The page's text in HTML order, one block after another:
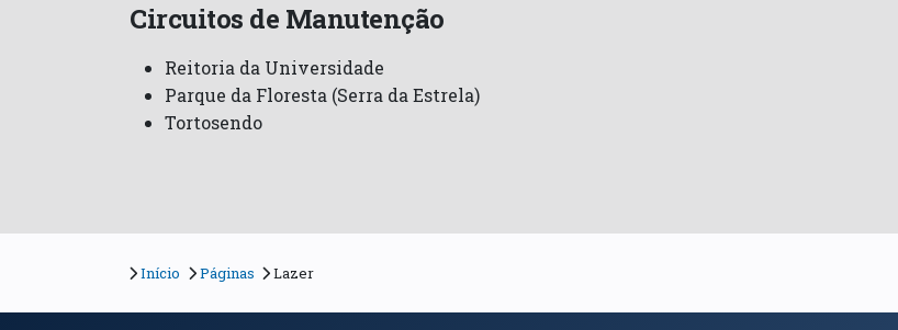
Circuitos de Manutenção
Reitoria da Universidade
Parque da Floresta (Serra da Estrela)
Tortosendo
Início Páginas Lazer